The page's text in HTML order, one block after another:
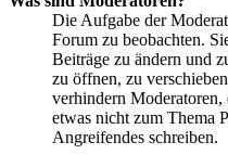
Die Aufgabe der
Forum zu beobachten.
Beiträge zu ändern und
zu öffnen, zu
verhindern
etwas nicht zum Thema
Angreifendes schreiben.